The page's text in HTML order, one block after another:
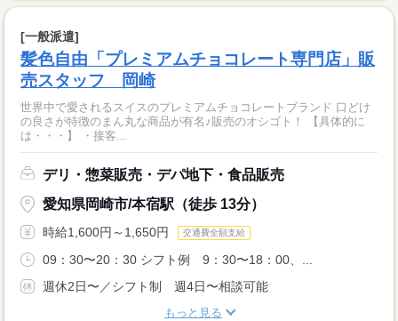
[一般派遣]
髪色自由「プレミアムチョコレート専門店」販
売スタッフ 岡崎
世界中で愛されるスイスのプレミアムチョコレートブランド 口どけ
の良さが特徴のまん丸な商品が有名♪販売のオシゴト！ 【具体的に
は・・・】 ・接客...
デリ・惣菜販売・デパ地下・食品販売
愛知県岡崎市/本宿駅（徒歩 13分）
時給1,600円～1,650円 交通費全額支給
09：30〜20：30 シフト例 9：30〜18：00、...
週休2日〜／シフト制 週4日〜相談可能
もっと見る